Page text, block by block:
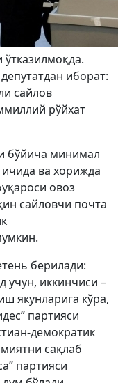
иборат:
сайлов
рўйхат
бўйича минимал
ва хорижда
овоз
сайловчи почта
берилади:
учун, иккинчиси –
якунларига кўра,
партияси
демократик
сақлаб
партияси